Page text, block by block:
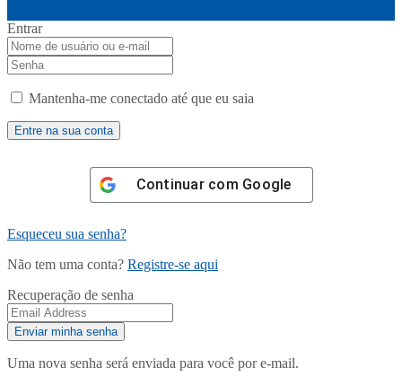
Entrar
Mantenha-me conectado até que eu saia
Continuar com Google
Esqueceu sua senha?
Não tem uma conta? Registre-se aqui
Recuperação de senha
Uma nova senha será enviada para você por e-mail.